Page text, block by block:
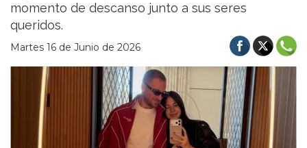
momento de descanso junto a sus seres
queridos.
Martes 16 de Junio de 2026